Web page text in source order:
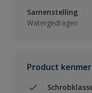
Samenstelling
Watergedragen
Product